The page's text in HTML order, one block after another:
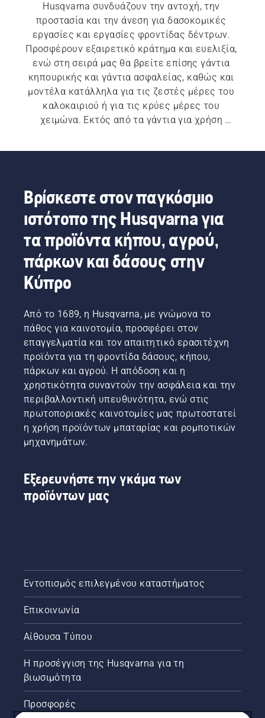
Husqvarna συνδυάζουν την αντοχή, την
προστασία και την άνεση για δασοκομικές
εργασίες και εργασίες φροντίδας δέντρων.
Προσφέρουν εξαιρετικό κράτημα και ευελιξία,
ενώ στη σειρά μας θα βρείτε επίσης γάντια
κηπουρικής και γάντια ασφαλείας, καθώς και
μοντέλα κατάλληλα για τις ζεστές μέρες του
καλοκαιριού ή για τις κρύες μέρες του
χειμώνα. Εκτός από τα γάντια για χρήση
προστασίας (ΕΑΠ) περιλαμβάνει επίσης κράνη
για χρήση αλυσοπρίονων, μπότες για χρήση
αλυσοπρίονων και πολλά άλλα σημαντικά μέσα
προστασίας.
Βρίσκεστε στον παγκόσμιο
ιστότοπο της Husqvarna για
τα προϊόντα κήπου, αγρού,
πάρκων και δάσους στην
Κύπρο
Από το 1689, η Husqvarna, με γνώμονα το
πάθος για καινοτομία, προσφέρει στον
επαγγελματία και τον απαιτητικό ερασιτέχνη
προϊόντα για τη φροντίδα δάσους, κήπου,
πάρκων και αγρού. Η απόδοση και η
χρηστικότητα συναντούν την ασφάλεια και την
περιβαλλοντική υπευθυνότητα, ενώ στις
πρωτοποριακές καινοτομίες μας πρωτοστατεί
η χρήση προϊόντων μπαταρίας και ρομποτικών
μηχανημάτων.
Εξερευνήστε την γκάμα των
προϊόντων μας
Εντοπισμός επιλεγμένου καταστήματος
Επικοινωνία
Αίθουσα Τύπου
Η προσέγγιση της Husqvarna για τη
βιωσιμότητα
Προσφορές